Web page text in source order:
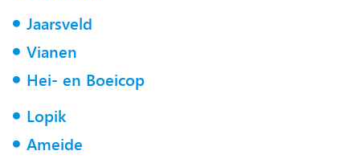
Jaarsveld
Vianen
Hei- en Boeicop
Lopik
Ameide